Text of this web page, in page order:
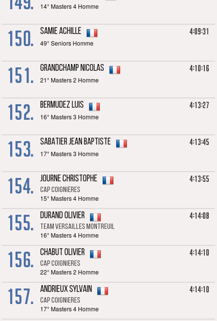
14° Masters 4 Homme
150. SAMIE Achille
49° Seniors Homme
4:09:31
151. GRANDCHAMP Nicolas
21° Masters 2 Homme
4:10:16
152. BERMUDEZ Luis
16° Masters 3 Homme
4:13:27
153. SABATIER Jean Baptiste
17° Masters 3 Homme
4:13:45
154. JOURNE Christophe
CAP Coignieres
15° Masters 4 Homme
4:13:55
155. DURAND Olivier
TEAM VERSAILLES MONTREUIL
16° Masters 4 Homme
4:14:08
156. CHABUT Olivier
CAP Coignieres
22° Masters 2 Homme
4:14:10
157. ANDRIEUX Sylvain
CAP Coignieres
17° Masters 4 Homme
4:14:10